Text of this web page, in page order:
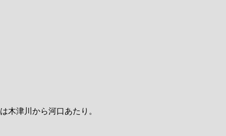
津川から河口あたり。